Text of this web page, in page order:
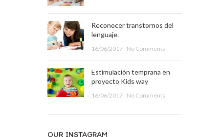
Reconocer transtornos del
lenguaje.
16/06/2017 No Comments
Estimulación temprana en
proyecto Kids way
16/06/2017 No Comments
OUR INSTAGRAM